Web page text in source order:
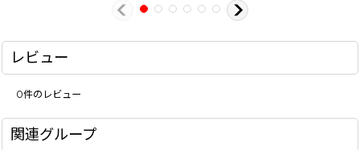
レビュー
0件のレビュー
関連グループ